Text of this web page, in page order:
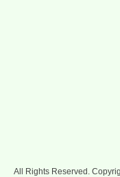
All Rights Reserved.